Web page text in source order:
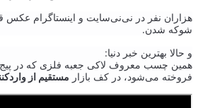
هزاران نفر در نی‌نی‌سایت و اینستاگرام عکس
شوکه شدن.
و حالا بهترین خبر دنیا:
فروخته می‌شود، در کف بازار مستقیم از